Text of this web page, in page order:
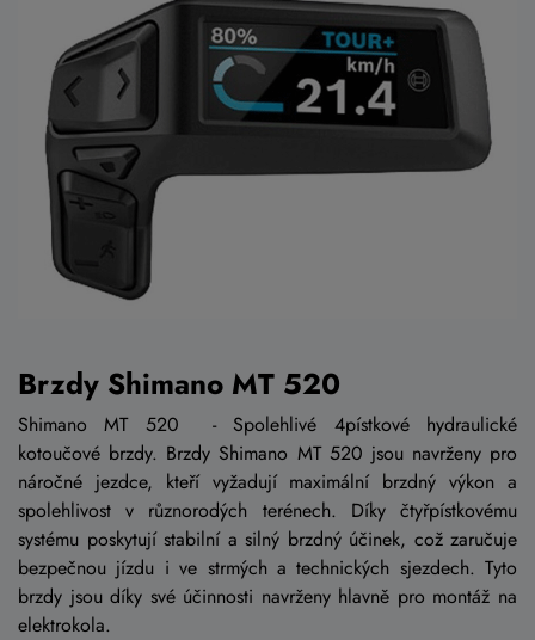
Brzdy Shimano MT 520
Shimano MT 520 - Spolehlivé 4pístkové hydraulické
kotoučové brzdy. Brzdy Shimano MT 520 jsou navrženy pro
náročné jezdce, kteří vyžadují maximální brzdný výkon a
spolehlivost v různorodých terénech. Díky čtyřpístkovému
systému poskytují stabilní a silný brzdný účinek, což zaručuje
bezpečnou jízdu i ve strmých a technických sjezdech. Tyto
brzdy jsou díky své účinnosti navrženy hlavně pro montáž na
elektrokola.